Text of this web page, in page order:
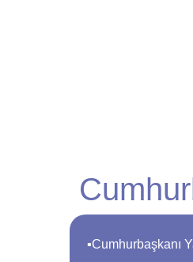
▪︎Cumhurbaşkanı